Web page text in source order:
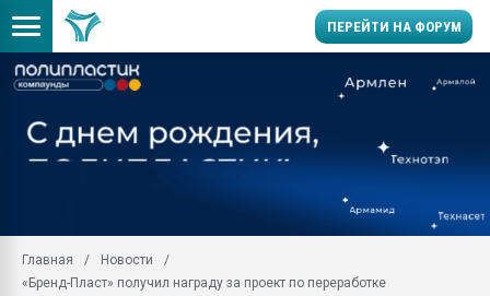
ПЕРЕЙТИ НА ФОРУМ
заводу пластмасс"
Главная
Новости
«Бренд-Пласт» получил награду за проект по переработке